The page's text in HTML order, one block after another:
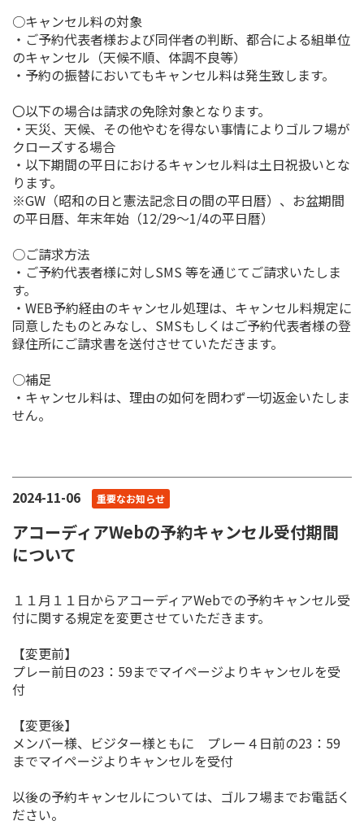
○キャンセル料の対象
・ご予約代表者様および同伴者の判断、都合による組単位
のキャンセル（天候不順、体調不良等）
・予約の振替においてもキャンセル料は発生致します。
〇以下の場合は請求の免除対象となります。
・天災、天候、その他やむを得ない事情によりゴルフ場が
クローズする場合
・以下期間の平日におけるキャンセル料は土日祝扱いとな
ります。
※GW（昭和の日と憲法記念日の間の平日暦）、お盆期間
の平日暦、年末年始（12/29～1/4の平日暦）
○ご請求方法
・ご予約代表者様に対しSMS 等を通じてご請求いたしま
す。
・WEB予約経由のキャンセル処理は、キャンセル料規定に
同意したものとみなし、SMSもしくはご予約代表者様の登
録住所にご請求書を送付させていただきます。
○補足
・キャンセル料は、理由の如何を問わず一切返金いたしま
せん。
2024-11-06 重要なお知らせ
アコーディアWebの予約キャンセル受付期間
について
１１月１１日からアコーディアWebでの予約キャンセル受
付に関する規定を変更させていただきます。
【変更前】
プレー前日の23：59までマイページよりキャンセルを受
付
【変更後】
メンバー様、ビジター様ともに プレー４日前の23：59
までマイページよりキャンセルを受付
以後の予約キャンセルについては、ゴルフ場までお電話く
ださい。